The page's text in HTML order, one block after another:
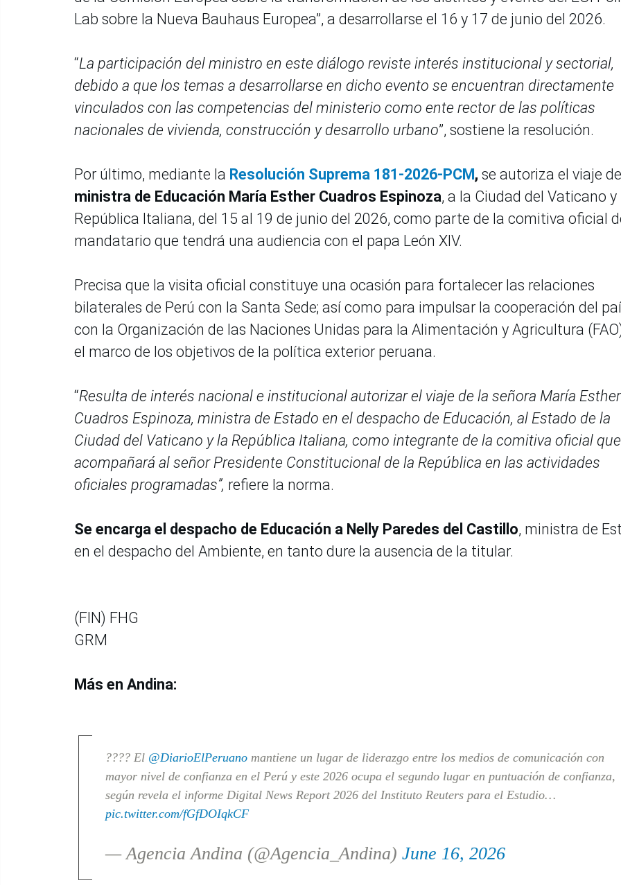
Lab sobre la Nueva Bauhaus Europea”, a desarrollarse el 16 y 17 de junio del 2026.
“La participación del ministro en este diálogo reviste interés institucional y sectorial,
debido a que los temas a desarrollarse en dicho evento se encuentran directamente
vinculados con las competencias del ministerio como ente rector de las políticas
nacionales de vivienda, construcción y desarrollo urbano”, sostiene la resolución.
Por último, mediante la Resolución Suprema 181-2026-PCM, se autoriza el viaje
ministra de Educación María Esther Cuadros Espinoza, a la Ciudad del Vaticano y
República Italiana, del 15 al 19 de junio del 2026, como parte de la comitiva oficial
mandatario que tendrá una audiencia con el papa León XIV.
Precisa que la visita oficial constituye una ocasión para fortalecer las relaciones
bilaterales de Perú con la Santa Sede; así como para impulsar la cooperación del
con la Organización de las Naciones Unidas para la Alimentación y Agricultura
el marco de los objetivos de la política exterior peruana.
“Resulta de interés nacional e institucional autorizar el viaje de la señora María Esther
Cuadros Espinoza, ministra de Estado en el despacho de Educación, al Estado de la
Ciudad del Vaticano y la República Italiana, como integrante de la comitiva oficial que
acompañará al señor Presidente Constitucional de la República en las actividades
oficiales programadas”, refiere la norma.
Se encarga el despacho de Educación a Nelly Paredes del Castillo, ministra de
en el despacho del Ambiente, en tanto dure la ausencia de la titular.
(FIN) FHG
GRM
Más en Andina:
???? El @DiarioElPeruanomantiene un lugar de liderazgo entre los medios de comunicación con
mayor nivel de confianza en el Perú y este 2026 ocupa el segundo lugar en puntuación de confianza,
según revela el informe Digital News Report 2026 del Instituto Reuters para el Estudio…
pic.twitter.com/fGfDOIqkCF
— Agencia Andina (@Agencia_Andina) June 16, 2026